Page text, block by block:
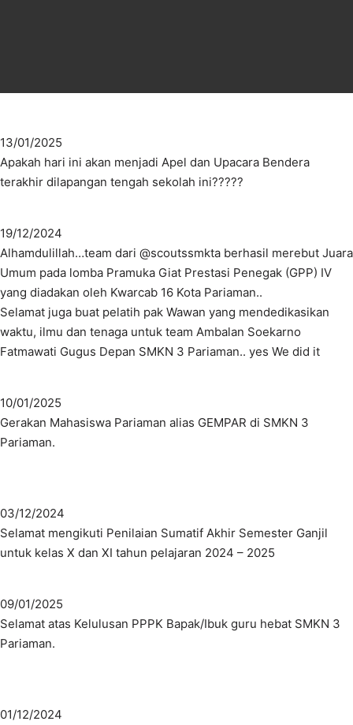
13/01/2025
Apakah hari ini akan menjadi Apel dan Upacara Bendera
terakhir dilapangan tengah sekolah ini?????
19/12/2024
Alhamdulillah…team dari @scoutssmkta berhasil merebut Juara
Umum pada lomba Pramuka Giat Prestasi Penegak (GPP) IV
yang diadakan oleh Kwarcab 16 Kota Pariaman..
Selamat juga buat pelatih pak Wawan yang mendedikasikan
waktu, ilmu dan tenaga untuk team Ambalan Soekarno
Fatmawati Gugus Depan SMKN 3 Pariaman.. yes We did it
10/01/2025
Gerakan Mahasiswa Pariaman alias GEMPAR di SMKN 3
Pariaman.
03/12/2024
Selamat mengikuti Penilaian Sumatif Akhir Semester Ganjil
untuk kelas X dan XI tahun pelajaran 2024 – 2025
09/01/2025
Selamat atas Kelulusan PPPK Bapak/Ibuk guru hebat SMKN 3
Pariaman.
01/12/2024